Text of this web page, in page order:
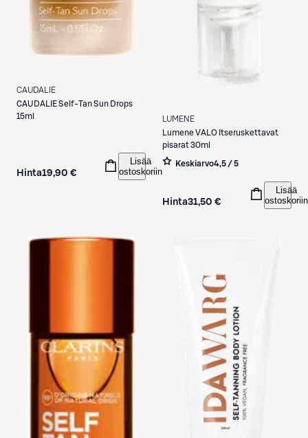
CAUDALIE
CAUDALIESelf-Tan Sun Drops
15ml
Hinta19,90 €
Lisää
ostoskoriin
LUMENE
LumeneVALO Itseruskettavat
pisarat 30ml
Keskiarvo4,5 / 5
Hinta31,50 €
Lisää
ostoskoriin